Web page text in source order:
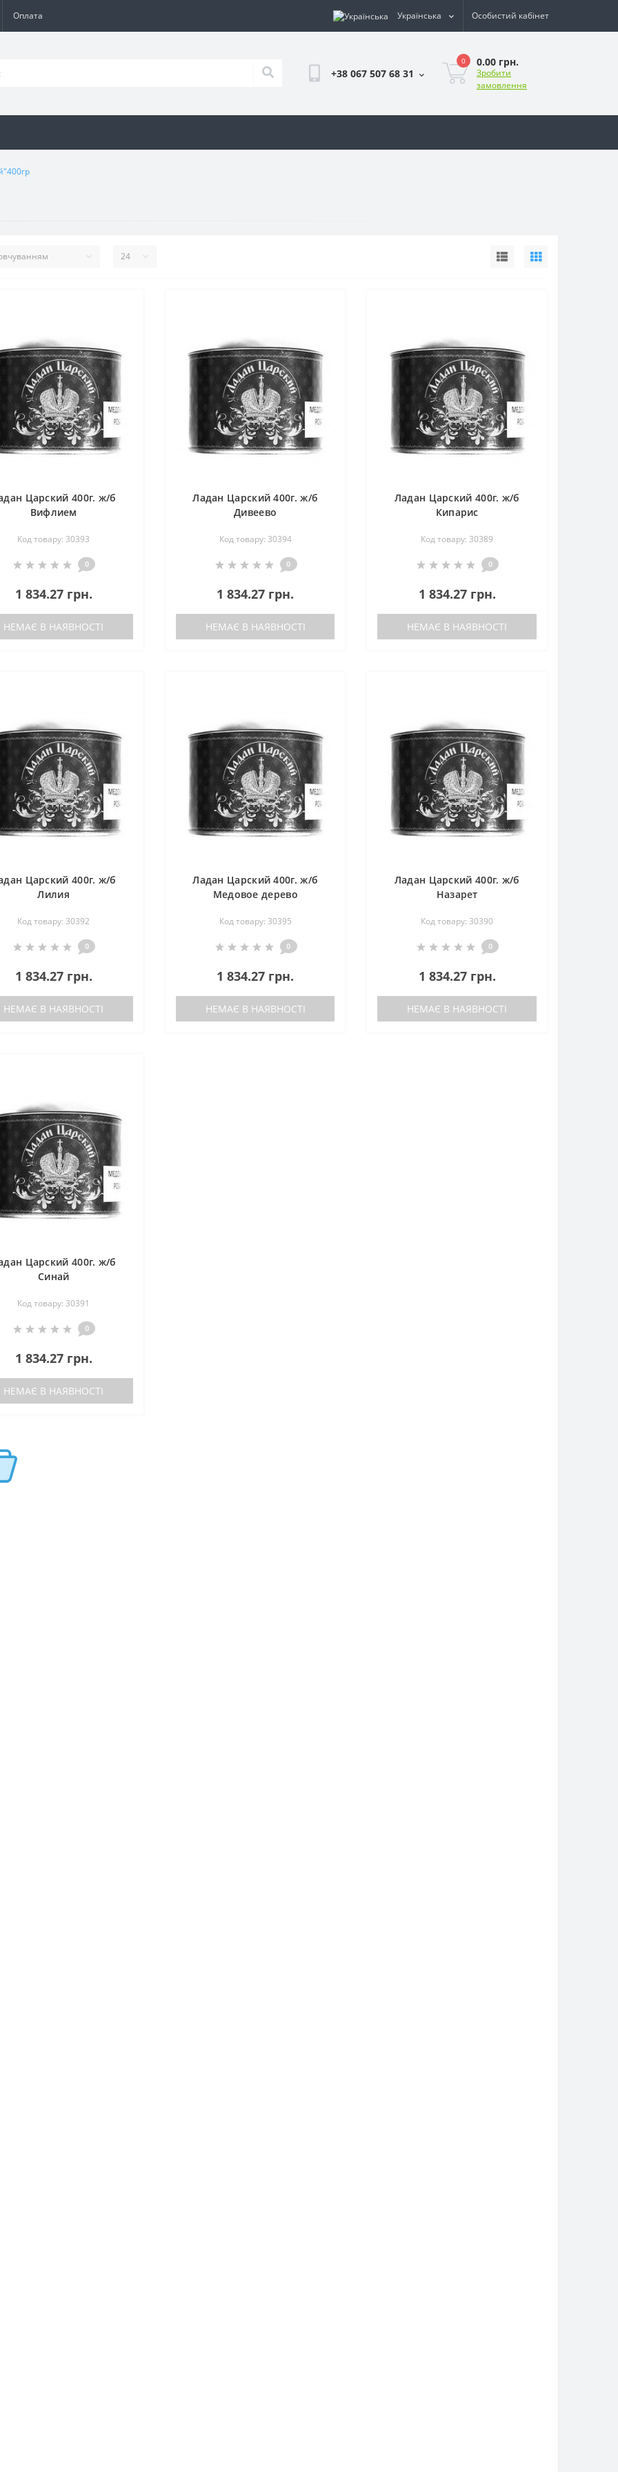
Оплата Українська Особистий кабінет
+38 067 507 68 31
0 0.00 грн.
Зробити
замовлення
Царский 400г. ж/б
Вифлием
Код товару: 30393
0
1 834.27 грн.
НЕМАЄ В НАЯВНОСТІ
Ладан Царский 400г. ж/б
Дивеево
Код товару: 30394
0
1 834.27 грн.
НЕМАЄ В НАЯВНОСТІ
Ладан Царский 400г. ж/б
Кипарис
Код товару: 30389
0
1 834.27 грн.
НЕМАЄ В НАЯВНОСТІ
Царский 400г. ж/б
Лилия
Код товару: 30392
0
1 834.27 грн.
НЕМАЄ В НАЯВНОСТІ
Ладан Царский 400г. ж/б
Медовое дерево
Код товару: 30395
0
1 834.27 грн.
НЕМАЄ В НАЯВНОСТІ
Ладан Царский 400г. ж/б
Назарет
Код товару: 30390
0
1 834.27 грн.
НЕМАЄ В НАЯВНОСТІ
Царский 400г. ж/б
Синай
Код товару: 30391
0
1 834.27 грн.
НЕМАЄ В НАЯВНОСТІ